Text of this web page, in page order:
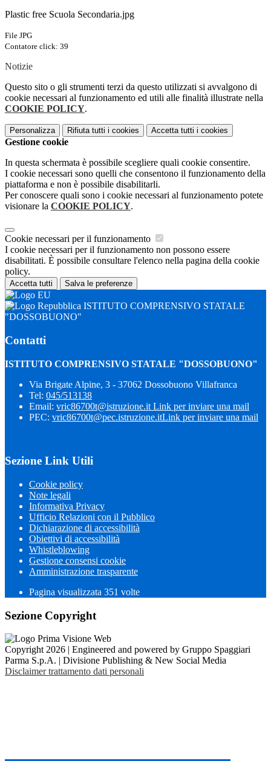
Plastic free Scuola Secondaria.jpg
File JPG
Contatore click: 39
Notizie
Questo sito o gli strumenti terzi da questo utilizzati si avvalgono di
cookie necessari al funzionamento ed utili alle finalità illustrate nella
COOKIE POLICY.
Personalizza Rifiuta tutti i cookies Accetta tutti i cookies
Gestione cookie
In questa schermata è possibile scegliere quali cookie consentire.
I cookie necessari sono quelli che consentono il funzionamento della
piattaforma e non è possibile disabilitarli.
Per conoscere quali sono i cookie necessari al funzionamento potete
visionare la COOKIE POLICY.
Cookie necessari per il funzionamento
I cookie necessari per il funzionamento non possono essere
disabilitati. È possibile consultare l'elenco nella pagina della cookie
policy.
Accetta tutti Salva le preferenze
ISTITUTO COMPRENSIVO STATALE
"DOSSOBUONO"
Contatti
ISTITUTO COMPRENSIVO STATALE "DOSSOBUONO"
Via Brigate Alpine, 3 - 37062 Dossobuono Villafranca
Tel: 045/513138
Email: vric86700t@istruzione.it Link per inviare una mail
PEC: vric86700t@pec.istruzione.itLink per inviare una mail
Sezione Link Utili
Cookie policy
Note legali
Informativa Privacy
Ufficio Relazioni con il Pubblico
Dichiarazione di accessibilità
Obiettivi di accessibilità
Whistleblowing
Gestione consensi cookie
Amministrazione trasparente
Pagina visualizzata 351 volte
Sezione Copyright
Copyright 2026 | Engineered and powered by Gruppo Spaggiari
Parma S.p.A. | Divisione Publishing & New Social Media
Disclaimer trattamento dati personali